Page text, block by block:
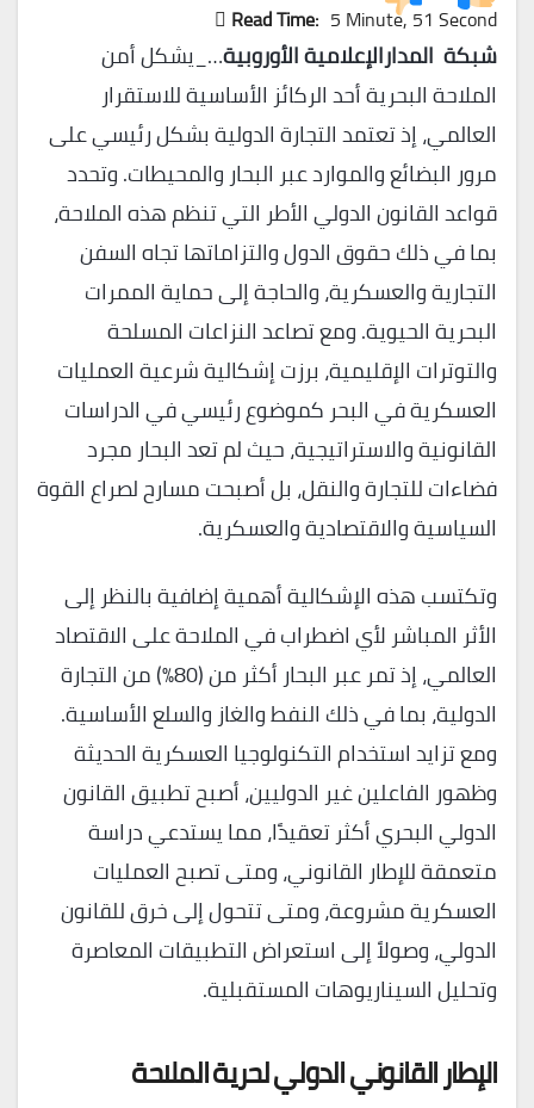
Read Time: 5 Minute, 51 Second
شبكة المدارالإعلامية الأوروبية…_يشكل أمن
الملاحة البحرية أحد الركائز الأساسية للاستقرار
العالمي، إذ تعتمد التجارة الدولية بشكل رئيسي على
مرور البضائع والموارد عبر البحار والمحيطات. وتحدد
قواعد القانون الدولي الأطر التي تنظم هذه الملاحة،
بما في ذلك حقوق الدول والتزاماتها تجاه السفن
التجارية والعسكرية، والحاجة إلى حماية الممرات
البحرية الحيوية. ومع تصاعد النزاعات المسلحة
والتوترات الإقليمية، برزت إشكالية شرعية العمليات
العسكرية في البحر كموضوع رئيسي في الدراسات
القانونية والاستراتيجية، حيث لم تعد البحار مجرد
فضاءات للتجارة والنقل، بل أصبحت مسارح لصراع القوة
السياسية والاقتصادية والعسكرية.
وتكتسب هذه الإشكالية أهمية إضافية بالنظر إلى
الأثر المباشر لأي اضطراب في الملاحة على الاقتصاد
العالمي، إذ تمر عبر البحار أكثر من (80%) من التجارة
الدولية، بما في ذلك النفط والغاز والسلع الأساسية.
ومع تزايد استخدام التكنولوجيا العسكرية الحديثة
وظهور الفاعلين غير الدوليين، أصبح تطبيق القانون
الدولي البحري أكثر تعقيدًا، مما يستدعي دراسة
متعمقة للإطار القانوني، ومتى تصبح العمليات
العسكرية مشروعة، ومتى تتحول إلى خرق للقانون
الدولي، وصولاً إلى استعراض التطبيقات المعاصرة
وتحليل السيناريوهات المستقبلية.
الإطار القانوني الدولي لحرية الملاحة